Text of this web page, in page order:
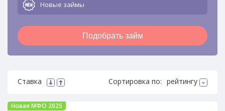
Новые займы
Подобрать займ
Ставка Сортировка по: рейтингу
Новая МФО 2025